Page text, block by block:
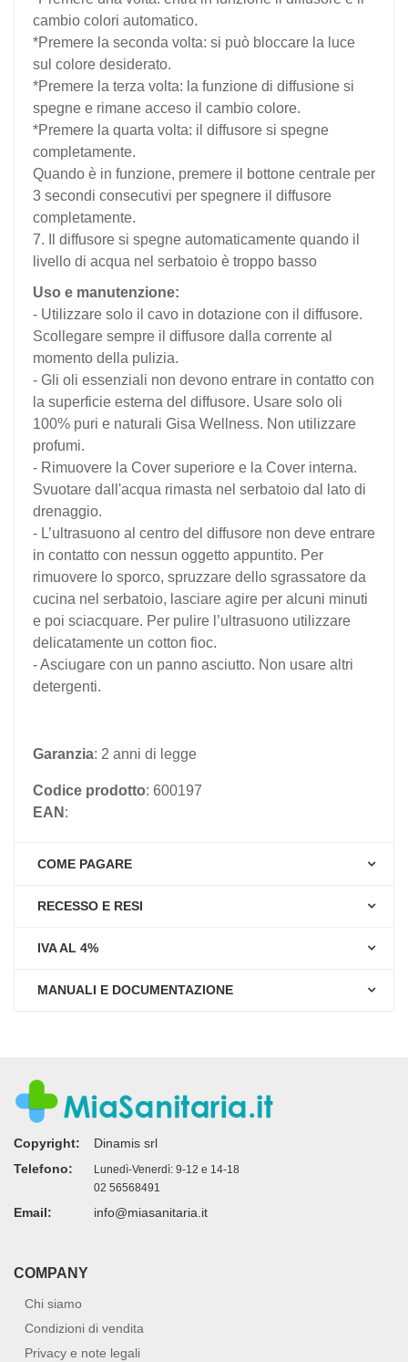
cambio colori automatico.
*Premere la seconda volta: si può bloccare la luce
sul colore desiderato.
*Premere la terza volta: la funzione di diffusione si
spegne e rimane acceso il cambio colore.
*Premere la quarta volta: il diffusore si spegne
completamente.
Quando è in funzione, premere il bottone centrale per
3 secondi consecutivi per spegnere il diffusore
completamente.
7. Il diffusore si spegne automaticamente quando il
livello di acqua nel serbatoio è troppo basso
Uso e manutenzione:
- Utilizzare solo il cavo in dotazione con il diffusore.
Scollegare sempre il diffusore dalla corrente al
momento della pulizia.
- Gli oli essenziali non devono entrare in contatto con
la superficie esterna del diffusore. Usare solo oli
100% puri e naturali Gisa Wellness. Non utilizzare
profumi.
- Rimuovere la Cover superiore e la Cover interna.
Svuotare dall'acqua rimasta nel serbatoio dal lato di
drenaggio.
- L’ultrasuono al centro del diffusore non deve entrare
in contatto con nessun oggetto appuntito. Per
rimuovere lo sporco, spruzzare dello sgrassatore da
cucina nel serbatoio, lasciare agire per alcuni minuti
e poi sciacquare. Per pulire l’ultrasuono utilizzare
delicatamente un cotton fioc.
- Asciugare con un panno asciutto. Non usare altri
detergenti.
Garanzia: 2 anni di legge
Codice prodotto: 600197
EAN :
COME PAGARE
RECESSO E RESI
IVA AL 4%
MANUALI E DOCUMENTAZIONE
Copyright:
Dinamis srl
Telefono:
Lunedì-Venerdì: 9-12 e 14-18
02 56568491
Email: info@miasanitaria.it
COMPANY
Chi siamo
Condizioni di vendita
Privacy e note legali